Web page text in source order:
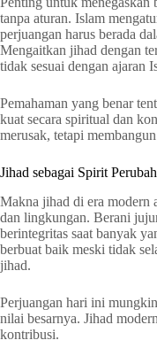
tanpa aturan. Islam
perjuangan harus berada
Mengaitkan jihad dengan
tidak sesuai dengan ajaran
Pemahaman yang benar
kuat secara spiritual dan
merusak, tetapi
Jihad sebagai Spirit
Makna jihad di era modern
dan lingkungan. Berani
berintegritas saat banyak
berbuat baik meski tidak
jihad.
Perjuangan hari ini
nilai besarnya. Jihad
kontribusi.